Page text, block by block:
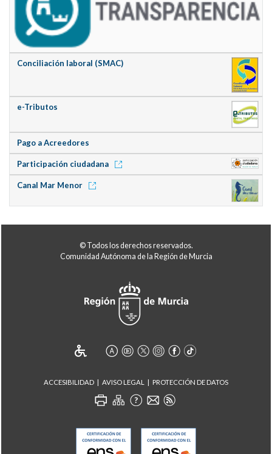
Conciliación laboral (SMAC)
e-Tributos
Pago a Acreedores
Participación ciudadana
Canal Mar Menor
© Todos los derechos reservados.
Comunidad Autónoma de la Región de Murcia
ACCESIBILIDAD AVISO LEGAL PROTECCIÓN DE DATOS